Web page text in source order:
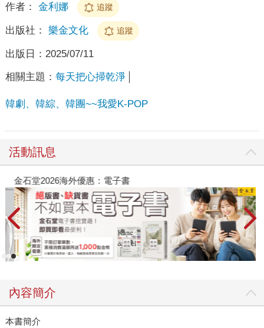
作者： 金利娜 追蹤
出版社： 樂金文化 追蹤
出版日： 2025/07/11
相關主題： 每天把心掃乾淨
韓劇、韓綜、韓團~~我愛K-POP
活動訊息
金石堂2026海外優惠：電子書
內容簡介
本書簡介